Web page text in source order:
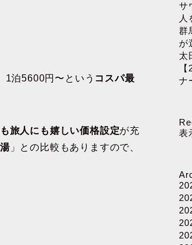
1泊5600円〜という コスパ最
旅人にも嬉しい価格設定が充
」との比較もありますので、
サ
人
群
が
太
ナ
表